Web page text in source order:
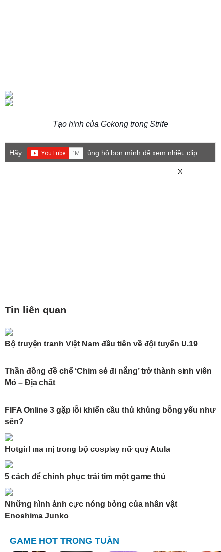
Tạo hình của Gokong trong Strife
Hãy
ủng hộ bọn mình để xem nhiều clip
X
Tin liên quan
Bộ truyện tranh Việt Nam đầu tiên về đội tuyển U.19
Thần đồng đề chế ‘Chim sẻ đi nắng’ trở thành sinh viên
Mỏ – Địa chất
FIFA Online 3 gặp lỗi khiến cầu thủ khủng bỗng yếu như
sên?
Hotgirl ma mị trong bộ cosplay nữ quỷ Atula
5 cách để chinh phục trái tim một game thủ
Những hình ảnh cực nóng bỏng của nhân vật
Enoshima Junko
GAME HOT TRONG TUẦN